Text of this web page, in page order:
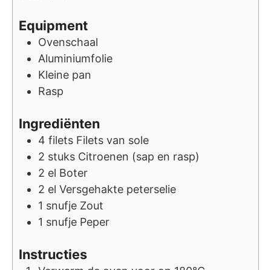
Equipment
Ovenschaal
Aluminiumfolie
Kleine pan
Rasp
Ingrediënten
4 filets Filets van sole
2 stuks Citroenen (sap en rasp)
2 el Boter
2 el Versgehakte peterselie
1 snufje Zout
1 snufje Peper
Instructies